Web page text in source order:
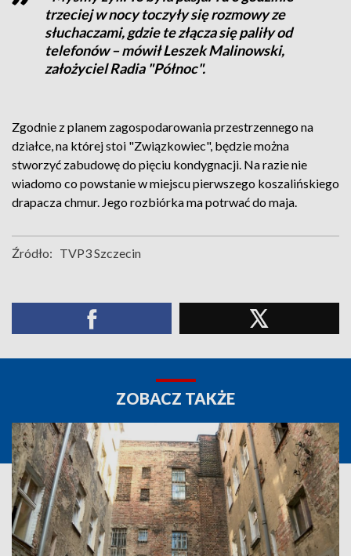
trzeciej w nocy toczyły się rozmowy ze
słuchaczami, gdzie te złącza się paliły od
telefonów – mówił Leszek Malinowski,
założyciel Radia "Północ".
Zgodnie z planem zagospodarowania przestrzennego na
działce, na której stoi "Związkowiec", będzie można
stworzyć zabudowę do pięciu kondygnacji. Na razie nie
wiadomo co powstanie w miejscu pierwszego koszalińskiego
drapacza chmur. Jego rozbiórka ma potrwać do maja.
Źródło: TVP3 Szczecin
ZOBACZ TAKŻE